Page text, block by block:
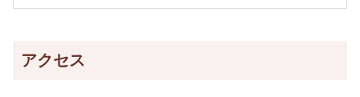
アクセス